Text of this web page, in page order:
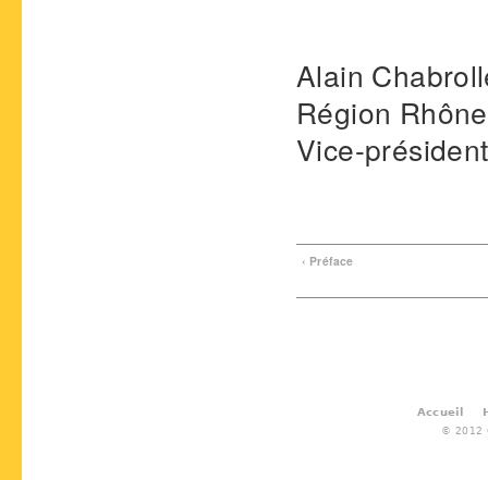
Alain
Région
Vice-
‹ Préface
Accueil
© 2012